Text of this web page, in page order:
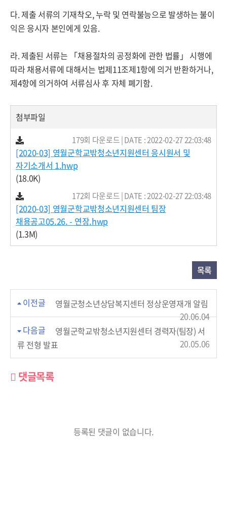
다. 제출 서류의 기재착오, 누락 및 연락불능으로 발생하는 불이
익은 응시자 본인에게 있음.
라. 제출된 서류는 「채용절차의 공정화에 관한 법률」 시행에
따라 채용서류에 대해서는 법제11조제1항에 의거 반환하거나,
제4항에 의거하여 서류심사 후 자체 폐기함.
첨부파일
[2020-03] 영월군학교밖청소년지원센터 응시원서 및
자기소개서 1.hwp
(18.0K)
179회 다운로드 | DATE : 2022-02-27 22:03:48
[2020-03] 영월군학교밖청소년지원센터 팀장
채용공고05.26. - 연장.hwp
(1.3M)
172회 다운로드 | DATE : 2022-02-27 22:03:48
목록
이전글
영월군청소년상담복지센터 정상운영재개 알림
20.06.04
다음글
영월군학교밖청소년지원센터 경력자(팀장) 서
류 전형 발표
20.05.06
댓글목록
등록된 댓글이 없습니다.